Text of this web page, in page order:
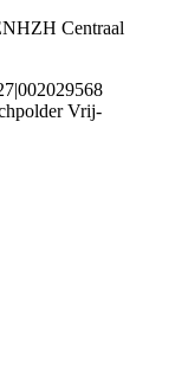
Centraal
Vrij-